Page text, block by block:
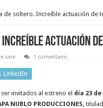
de soltero. Increíble actuación de
Increíble actuación
cine 1 comentario
LinkedIn
invitados al estreno el día 23
NUBLO PRODUCCIONES,